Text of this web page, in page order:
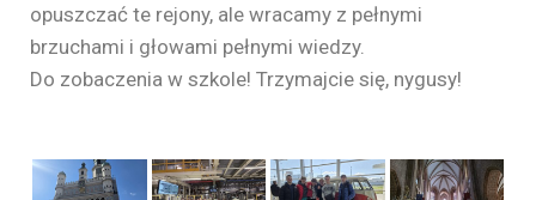
opuszczać te rejony, ale wracamy z pełnymi
brzuchami i głowami pełnymi wiedzy.
Do zobaczenia w szkole! Trzymajcie się, nygusy!